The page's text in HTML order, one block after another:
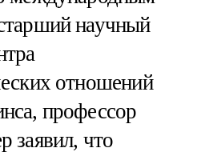
научный
отношений
профессор
заявил, что